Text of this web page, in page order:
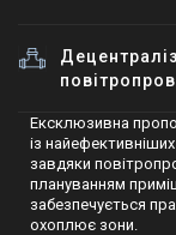
Ексклюзивна
із
завдяки
плануванням
забезпечується
охоплює зони.